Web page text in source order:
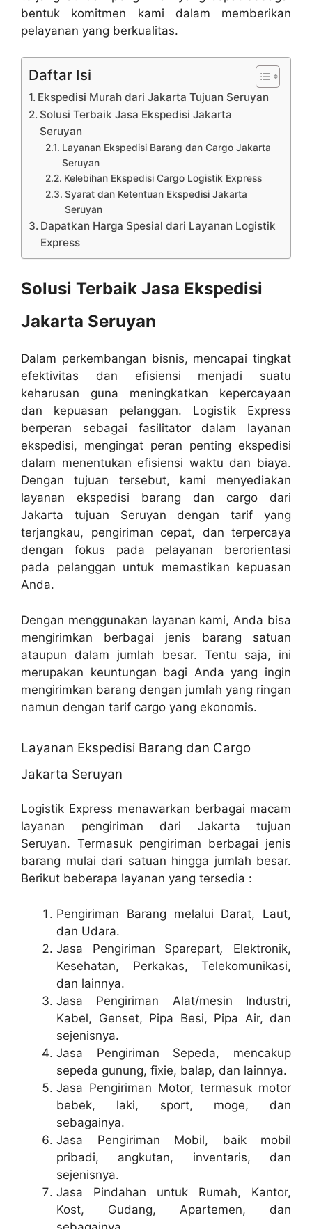
bentuk komitmen kami dalam memberikan
pelayanan yang berkualitas.
Daftar Isi
Ekspedisi Murah dari Jakarta Tujuan Seruyan
Solusi Terbaik Jasa Ekspedisi Jakarta
Seruyan
Layanan Ekspedisi Barang dan Cargo Jakarta
Seruyan
Kelebihan Ekspedisi Cargo Logistik Express
Syarat dan Ketentuan Ekspedisi Jakarta
Seruyan
Dapatkan Harga Spesial dari Layanan Logistik
Express
Solusi Terbaik Jasa Ekspedisi
Jakarta Seruyan
Dalam perkembangan bisnis, mencapai tingkat
efektivitas dan efisiensi menjadi suatu
keharusan guna meningkatkan kepercayaan
dan kepuasan pelanggan. Logistik Express
berperan sebagai fasilitator dalam layanan
ekspedisi, mengingat peran penting ekspedisi
dalam menentukan efisiensi waktu dan biaya.
Dengan tujuan tersebut, kami menyediakan
layanan ekspedisi barang dan cargo dari
Jakarta tujuan Seruyan dengan tarif yang
terjangkau, pengiriman cepat, dan terpercaya
dengan fokus pada pelayanan berorientasi
pada pelanggan untuk memastikan kepuasan
Anda.
Dengan menggunakan layanan kami, Anda bisa
mengirimkan berbagai jenis barang satuan
ataupun dalam jumlah besar. Tentu saja, ini
merupakan keuntungan bagi Anda yang ingin
mengirimkan barang dengan jumlah yang ringan
namun dengan tarif cargo yang ekonomis.
Layanan Ekspedisi Barang dan Cargo
Jakarta Seruyan
Logistik Express menawarkan berbagai macam
layanan pengiriman dari Jakarta tujuan
Seruyan. Termasuk pengiriman berbagai jenis
barang mulai dari satuan hingga jumlah besar.
Berikut beberapa layanan yang tersedia :
Pengiriman Barang melalui Darat, Laut,
dan Udara.
Jasa Pengiriman Sparepart,
Elektronik,
Kesehatan, Perkakas, Telekomunikasi,
dan lainnya.
Jasa Pengiriman Alat/mesin Industri,
Kabel, Genset, Pipa Besi, Pipa Air, dan
sejenisnya.
Jasa Pengiriman Sepeda, mencakup
sepeda gunung, fixie, balap, dan lainnya.
Jasa Pengiriman Motor, termasuk motor
bebek, laki, sport, moge, dan
sebagainya.
Jasa Pengiriman Mobil, baik mobil
pribadi, angkutan, inventaris, dan
sejenisnya.
Jasa Pindahan untuk Rumah, Kantor,
Kost, Gudang, Apartemen, dan